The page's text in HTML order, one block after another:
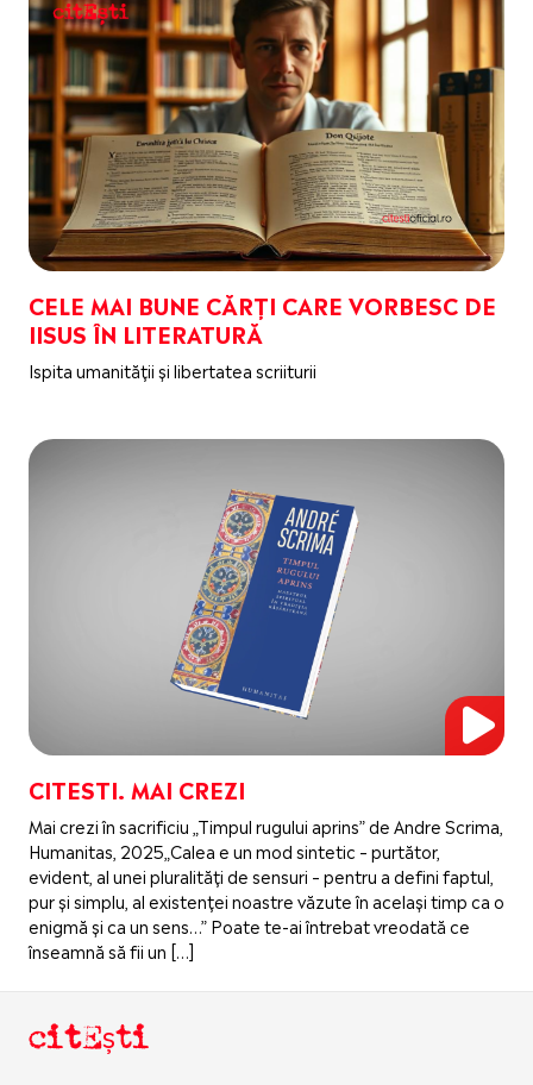
CELE MAI BUNE CĂRȚI CARE VORBESC DE
IISUS ÎN LITERATURĂ
Ispita umanității și libertatea scriiturii
CITESTI. MAI CREZI
Mai crezi în sacrificiu „Timpul rugului aprins” de Andre Scrima,
Humanitas, 2025„Calea e un mod sintetic – purtător,
evident, al unei pluralități de sensuri – pentru a defini faptul,
pur și simplu, al existenței noastre văzute în același timp ca o
enigmă și ca un sens…” Poate te-ai întrebat vreodată ce
înseamnă să fii un […]
citEști